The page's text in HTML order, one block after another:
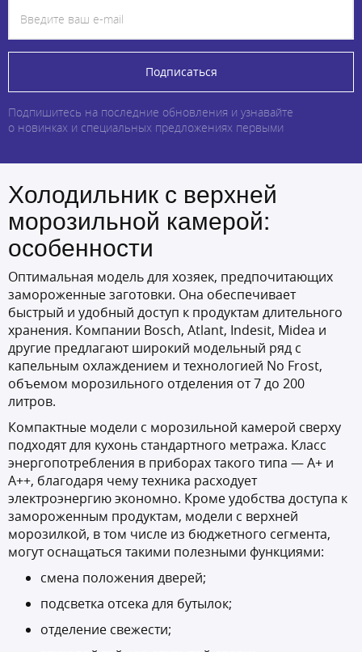
Подписаться
Подпишитесь на последние обновления и узнавайте
о новинках и специальных предложениях первыми
Холодильник с верхней
морозильной камерой:
особенности
Оптимальная модель для хозяек, предпочитающих
замороженные заготовки. Она обеспечивает
быстрый и удобный доступ к продуктам длительного
хранения. Компании Bosch, Atlant, Indesit, Midea и
другие предлагают широкий модельный ряд с
капельным охлаждением и технологией No Frost,
объемом морозильного отделения от 7 до 200
литров.
Компактные модели с морозильной камерой сверху
подходят для кухонь стандартного метража. Класс
энергопотребления в приборах такого типа — А+ и
А++, благодаря чему техника расходует
электроэнергию экономно. Кроме удобства доступа к
замороженным продуктам, модели с верхней
морозилкой, в том числе из бюджетного сегмента,
могут оснащаться такими полезными функциями:
смена положения дверей;
подсветка отсека для бутылок;
отделение свежести;